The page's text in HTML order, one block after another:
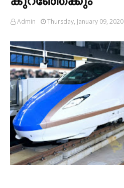
Admin Thursday, January 09, 2020